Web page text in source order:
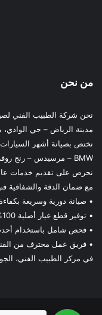
من نحن
نحن شركة الطبيب الفني
مدينة الرياض – حي الوادي، مخرج 6، داخل
نختص بصيانة أشهر السيارات
BMW – مرسيدس – رنج روفر – بورشه – أودي
نحرص على تقديم خدمات
مع ضمان الدقة والشفافية
• صيانة دورية وسريعة
• توفير قطع غيار أصلية 100%
• فحص شامل باستخدام أحدث
• فريق عمل محترف من
في مركز الطبيب الفني،